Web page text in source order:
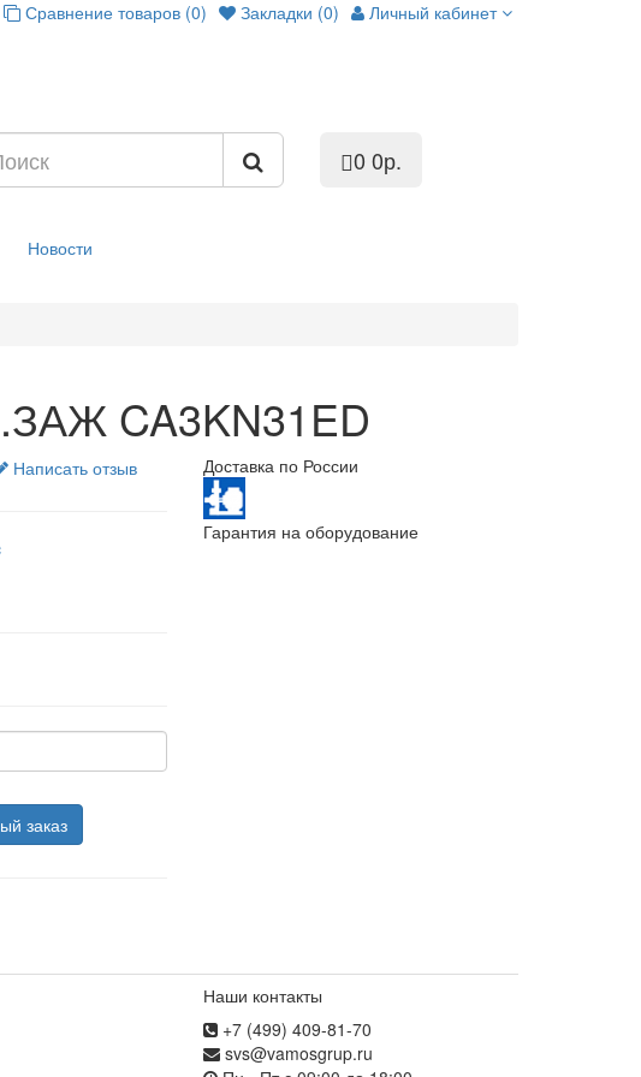
Сравнение товаров (0) Закладки (0) Личный кабинет
0 0р.
Новости
CA3KN31ED
Написать отзыв
заказ
Доставка по России
Гарантия на оборудование
Наши контакты
+7 (499) 409-81-70
svs@vamosgrup.ru